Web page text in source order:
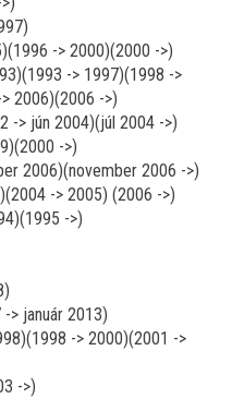
-> 2000)(2000 ->)
-> 1997)(1998 ->
2006)(2006 ->)
-> jún 2004)(júl 2004 ->)
->)
2006)(november 2006 ->)
-> 2005) (2006 ->)
->)
> január 2013)
-> 2000)(2001 ->
->)